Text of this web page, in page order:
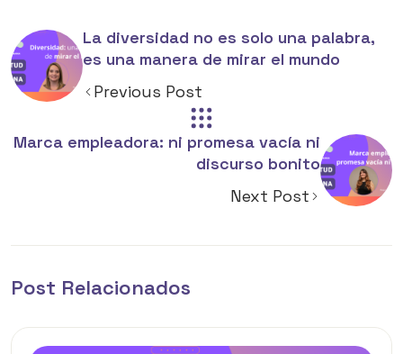
La diversidad no es solo una palabra,
es una manera de mirar el mundo
Previous Post
Marca empleadora: ni promesa vacía ni
discurso bonito
Next Post
Post Relacionados